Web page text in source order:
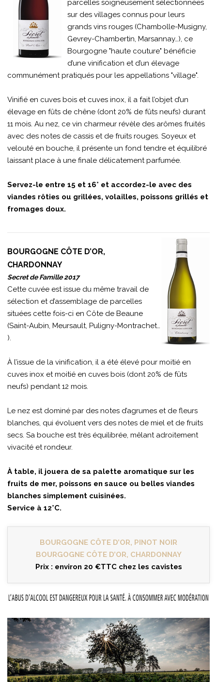
parcelles soigneusement sélectionnées
sur des villages connus pour leurs
grands vins rouges (Chambolle-Musigny,
Gevrey-Chambertin, Marsannay…), ce
Bourgogne "haute couture" bénéficie
d’une vinification et d’un élevage
communément pratiqués pour les appellations "village".
Vinifié en cuves bois et cuves inox, il a fait l’objet d’un
élevage en fûts de chêne (dont 20% de fûts neufs) durant
11 mois. Au nez, ce vin charmeur révèle des arômes fruités
avec des notes de cassis et de fruits rouges. Soyeux et
velouté en bouche, il présente un fond tendre et équilibré
laissant place à une finale délicatement parfumée.
Servez-le entre 15 et 16° et accordez-le avec des
viandes rôties ou grillées, volailles, poissons grillés et
fromages doux.
BOURGOGNE CÔTE D’OR,
CHARDONNAY
Secret de Famille 2017
Cette cuvée est issue du même travail de
sélection et d’assemblage de parcelles
situées cette fois-ci en Côte de Beaune
(Saint-Aubin, Meursault, Puligny-Montrachet…
).
À l’issue de la vinification, il a été élevé pour moitié en
cuves inox et moitié en cuves bois (dont 20% de fûts
neufs) pendant 12 mois.
Le nez est dominé par des notes d’agrumes et de fleurs
blanches, qui évoluent vers des notes de miel et de fruits
secs. Sa bouche est très équilibrée, mêlant adroitement
vivacité et rondeur.
À table, il jouera de sa palette aromatique sur les
fruits de mer, poissons en sauce ou belles viandes
blanches simplement cuisinées.
Service à 12°C.
BOURGOGNE CÔTE D’OR, PINOT NOIR
BOURGOGNE CÔTE D’OR, CHARDONNAY
Prix : environ 20 €TTC chez les cavistes